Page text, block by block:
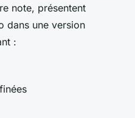
note, présentent
dans une version
: